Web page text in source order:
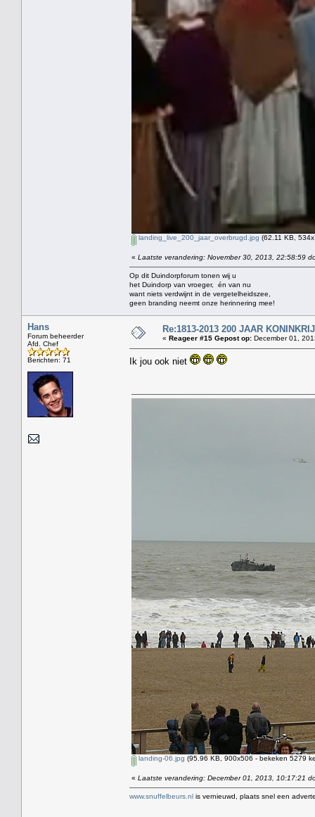
landing_live_200_jaar_overbrugd.jpg (62.11 KB,
« Laatste verandering: November 30, 2013, 22:58:59
Op dit Duindorpforum tonen wij u
het Duindorp van vroeger, én van nu
want niets verdwijnt in de vergetelheidszee,
geen branding neemt onze herinnering mee!
Hans
Forum beheerder
Afd. Chef
Berichten: 71
Re:1813-2013 200 JAAR
« Reageer #15 Gepost op: December 01,
Ik jou ook niet
landing-06.jpg (95.96 KB, 900x506 - bekeken 5279
« Laatste verandering: December 01, 2013, 10:17:21
www.snuffelbeurs.nl is vernieuwd, plaats snel een